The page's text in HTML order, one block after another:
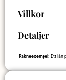
Villkor
Detaljer
Räkneexempel: Ett lån